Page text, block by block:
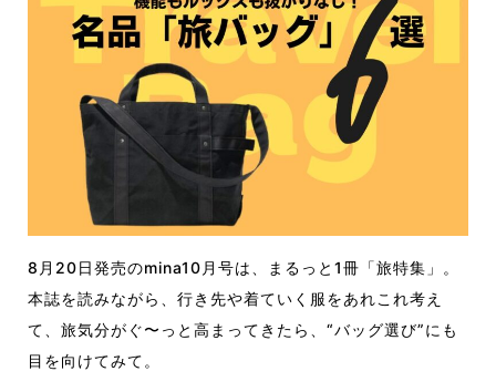
8月20日発売のmina10月号は、まるっと1冊「旅特集」。
本誌を読みながら、行き先や着ていく服をあれこれ考え
て、旅気分がぐ〜っと高まってきたら、“バッグ選び”にも
目を向けてみて。